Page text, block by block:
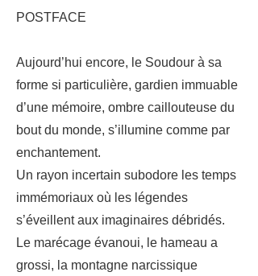
POSTFACE
Aujourd’hui encore, le Soudour à sa
forme si particulière, gardien immuable
d’une mémoire, ombre caillouteuse du
bout du monde, s’illumine comme par
enchantement.
Un rayon incertain subodore les temps
immémoriaux où les légendes
s’éveillent aux imaginaires débridés.
Le marécage évanoui, le hameau a
grossi, la montagne narcissique